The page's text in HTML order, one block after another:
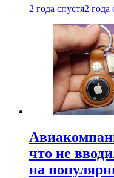
2 года спустя2 года
что не
на